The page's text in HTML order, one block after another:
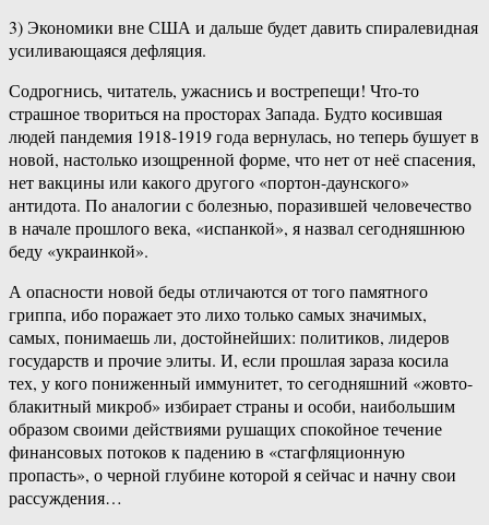
3) Экономики вне США и дальше будет давить спиралевидная
усиливающаяся дефляция.
Содрогнись, читатель, ужаснись и вострепещи! Что-то
страшное твориться на просторах Запада. Будто косившая
людей пандемия 1918-1919 года вернулась, но теперь бушует в
новой, настолько изощренной форме, что нет от неё спасения,
нет вакцины или какого другого «портон-даунского»
антидота. По аналогии с болезнью, поразившей человечество
в начале прошлого века, «испанкой», я назвал сегодняшнюю
беду «украинкой».
А опасности новой беды отличаются от того памятного
гриппа, ибо поражает это лихо только самых значимых,
самых, понимаешь ли, достойнейших: политиков, лидеров
государств и прочие элиты. И, если прошлая зараза косила
тех, у кого пониженный иммунитет, то сегодняшний «жовто-
блакитный микроб» избирает страны и особи, наибольшим
образом своими действиями рушащих спокойное течение
финансовых потоков к падению в «стагфляционную
пропасть», о черной глубине которой я сейчас и начну свои
рассуждения…